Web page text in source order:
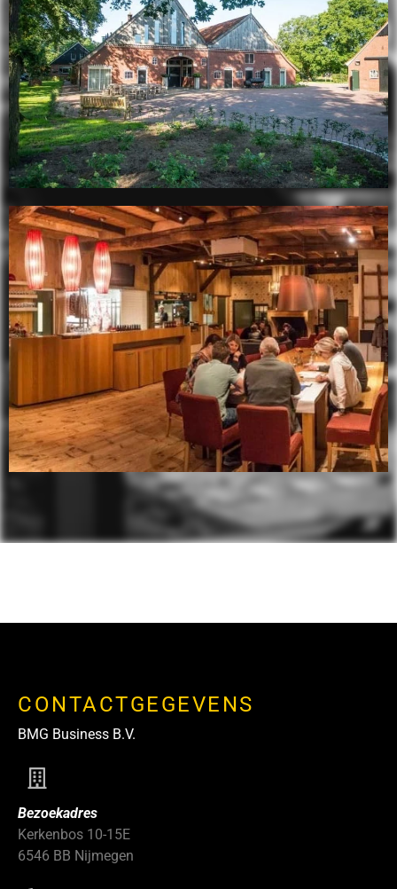
CONTACTGEGEVENS
BMG Business B.V.
Bezoekadres
Kerkenbos 10-15E
6546 BB Nijmegen